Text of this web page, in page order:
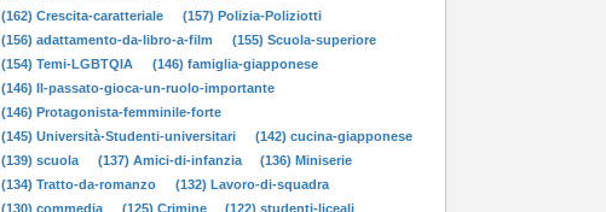
(162) Crescita-caratteriale
(157) Polizia-Poliziotti
(156) adattamento-da-libro-a-film
(155) Scuola-superiore
(154) Temi-LGBTQIA
(146) famiglia-giapponese
(146) Il-passato-gioca-un-ruolo-importante
(146) Protagonista-femminile-forte
(145) Università-Studenti-universitari
(142) cucina-giapponese
(139) scuola
(137) Amici-di-infanzia
(136) Miniserie
(134) Tratto-da-romanzo
(132) Lavoro-di-squadra
(130) commedia
(125) Crimine
(122) studenti-liceali